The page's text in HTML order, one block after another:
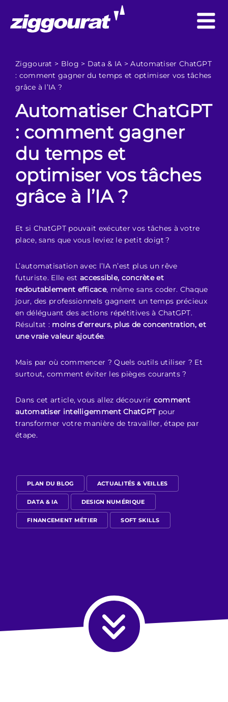
Ziggourat > Blog > Data & IA >Automatiser ChatGPT
: comment gagner du temps et optimiser vos tâches
grâce à l’IA ?
Automatiser ChatGPT
: comment gagner
du temps et
optimiser vos tâches
grâce à l’IA ?
Et si ChatGPT pouvait exécuter vos tâches à votre
place, sans que vous leviez le petit doigt ?
L’automatisation avec l’IA n’est plus un rêve
futuriste. Elle estaccessible, concrète et
redoutablement efficace, même sans coder. Chaque
jour, des professionnels gagnent un temps précieux
en déléguant des actions répétitives à ChatGPT.
Résultat : moins d’erreurs, plus de concentration, et
une vraie valeur ajoutée.
Mais par où commencer ? Quels outils utiliser ? Et
surtout, comment éviter les pièges courants ?
Dans cet article, vous allez découvrir comment
automatiser intelligemment ChatGPTpour
transformer votre manière de travailler, étape par
étape.
PLAN DU BLOG ACTUALITÉS & VEILLES
DATA & IA DESIGN NUMÉRIQUE
FINANCEMENT MÉTIER SOFT SKILLS